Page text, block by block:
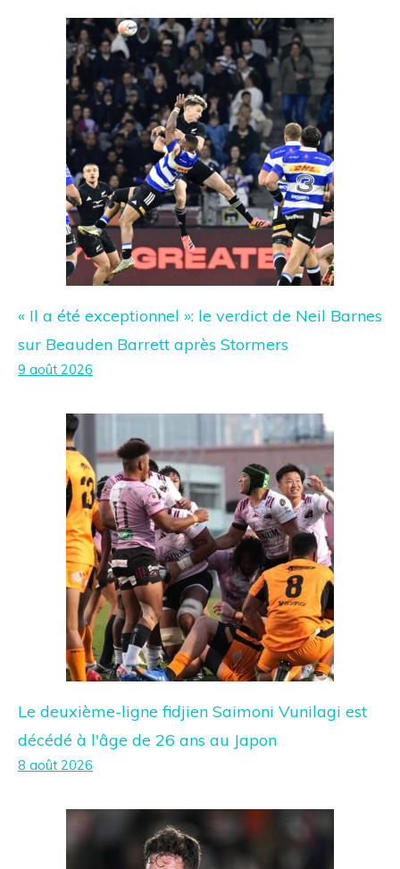
« Il a été exceptionnel »: le verdict de Neil Barnes
sur Beauden Barrett après Stormers
9 août 2026
Le deuxième-ligne fidjien Saimoni Vunilagi est
décédé à l'âge de 26 ans au Japon
8 août 2026